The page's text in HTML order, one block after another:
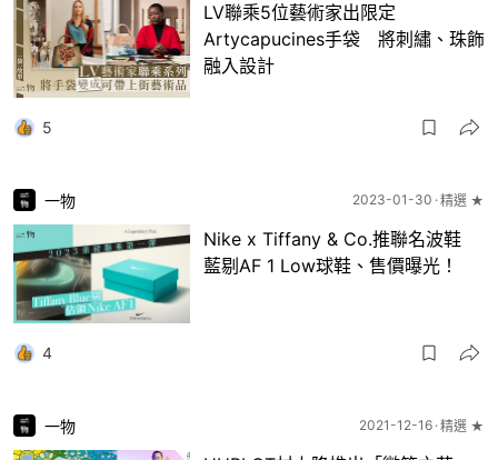
LV聯乘5位藝術家出限定
Artycapucines手袋 將刺繡、珠飾
融入設計
5
一物 2023-01-30 精選 ★
Nike x Tiffany & Co.推聯名波鞋
藍剔AF 1 Low球鞋、售價曝光！
4
一物 2021-12-16 精選 ★